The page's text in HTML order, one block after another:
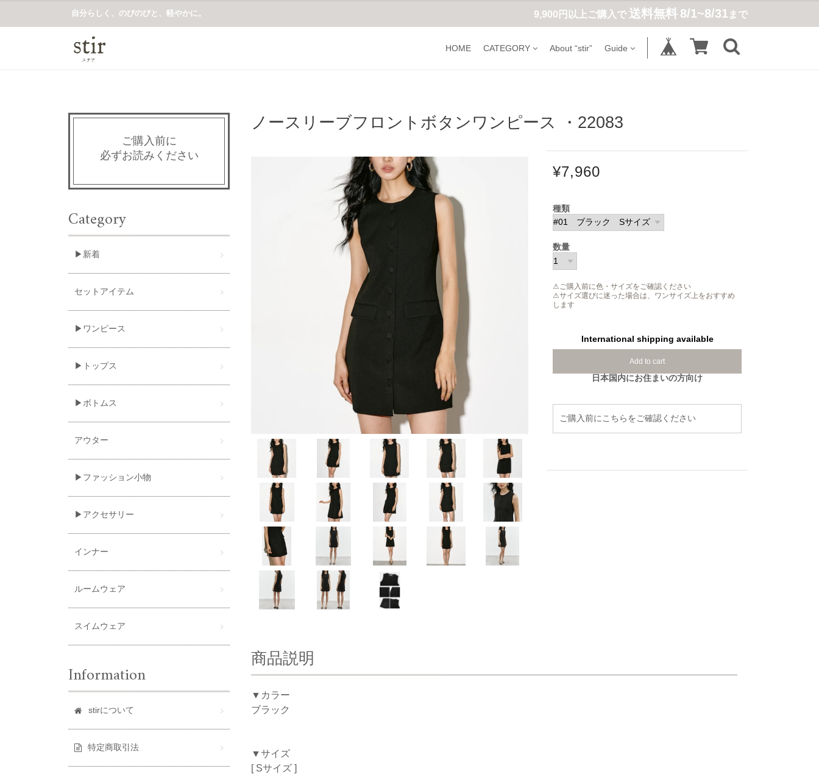
自分らしく、のびのびと、軽やかに。 9,900円以上ご購入で 送料無料 8/1~8/31 まで
HOME CATEGORY About “stir” Guide
ノースリーブフロントボタンワンピース ・22083
¥7,960
種類
数量
⚠ご購入前に色・サイズをご確認ください
⚠サイズ選びに迷った場合は、ワンサイズ上をおすすめ
します
International shipping available
Add to cart
日本国内にお住まいの方向け
ご購入前にこちらをご確認ください
商品説明
▼カラー
ブラック
▼サイズ
[ Sサイズ ]
ご購入前に
必ずお読みください
Category
▶新着
セットアイテム
▶ワンピース
▶トップス
▶ボトムス
アウター
▶ファッション小物
▶アクセサリー
インナー
ルームウェア
スイムウェア
Information
stirについて
特定商取引法